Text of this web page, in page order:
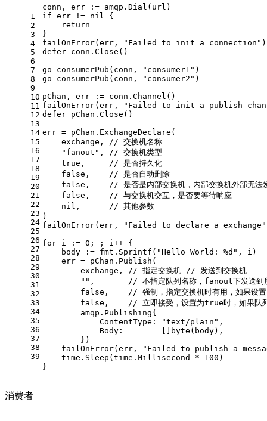
1
2
3
4
5
6
7
8
9
10
11
12
13
14
15
16
17
18
19
20
21
22
23
24
25
26
27
28
29
30
31
32
33
34
35
36
37
38
39
conn, err := amqp.Dial(url)
if err != nil {
return
}
failOnError(err,
"Failed to init a connection" )
defer conn.Close()
go consumerPub(conn, "consumer1" )
go consumerPub(conn, "consumer2" )
pChan, err := conn.Channel()
failOnError(err,
"Failed to init a publish
defer pChan.Close()
err = pChan.ExchangeDeclare(
    exchange,
// 交换机名称
"fanout" , // 交换机类型
true , // 是否持久化
false , // 是否自动删除
false , // 是否是内部交换机，内部交换机外部无法
false , // 与交换机交互，是否要等待响应
nil , // 其他参数
)
failOnError(err,
"Failed to declare a exchange"
for i := 0 ; ; i++ {
    body := fmt.Sprintf(
"Hello World: %d" , i)
    err = pChan.Publish(
        exchange,
// 指定交换机 // 发送到交换机
"" , // 不指定队列名称，fanout下发送到
false , // 强制，指定交换机时有用，如果设
false , // 立即接受，设置为true时，如果队
        amqp.Publishing{
            ContentType:
"text/plain" ,
            Body:        []
byte (body),
        })
    failOnError(err,
"Failed to publish a
    time.Sleep(time.Millisecond *
100 )
}
消费者